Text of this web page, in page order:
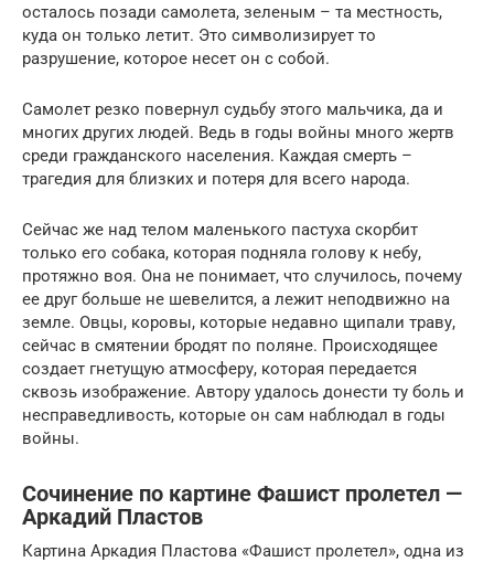
осталось позади самолета, зеленым – та местность,
куда он только летит. Это символизирует то
разрушение, которое несет он с собой.
Самолет резко повернул судьбу этого мальчика, да и
многих других людей. Ведь в годы войны много жертв
среди гражданского населения. Каждая смерть –
трагедия для близких и потеря для всего народа.
Сейчас же над телом маленького пастуха скорбит
только его собака, которая подняла голову к небу,
протяжно воя. Она не понимает, что случилось, почему
ее друг больше не шевелится, а лежит неподвижно на
земле. Овцы, коровы, которые недавно щипали траву,
сейчас в смятении бродят по поляне. Происходящее
создает гнетущую атмосферу, которая передается
сквозь изображение. Автору удалось донести ту боль и
несправедливость, которые он сам наблюдал в годы
войны.
Сочинение по картине Фашист пролетел —
Аркадий Пластов
Картина Аркадия Пластова «Фашист пролетел», одна из